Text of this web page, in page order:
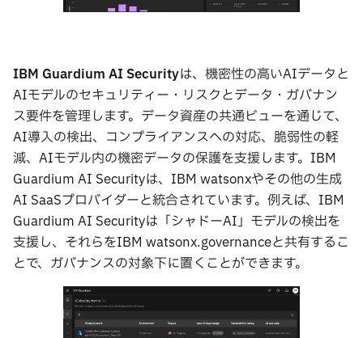
IBM Guardium AI Securityは、機密性の高いAIデータと
AIモデルのセキュリティー・リスクとデータ・ガバナン
ス要件を管理します。データ資産の共通ビューを通じて、
AI導入の検出、コンプライアンスへの対応、脆弱性の軽
減、AIモデル内の機密データの保護を支援します。IBM
Guardium AI Securityは、IBM watsonxやその他の生成
AI SaaSプロバイダーと統合されています。例えば、IBM
Guardium AI Securityは「シャドーAI」モデルの検出を
支援し、それらをIBM watsonx.governanceと共有するこ
とで、ガバナンスの対象下に置くことができます。